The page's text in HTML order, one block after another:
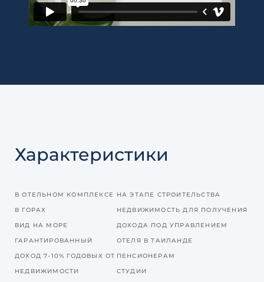
Характеристики
В ОТЕЛЬНОМ КОМПЛЕКСЕ
В ГОРАХ
ВИД НА МОРЕ
ГАРАНТИРОВАННЫЙ
ДОХОД 7-10% ГОДОВЫХ ОТ
НЕДВИЖИМОСТИ
НА ЭТАПЕ СТРОИТЕЛЬСТВА
НЕДВИЖИМОСТЬ ДЛЯ ПОЛУЧЕНИЯ
ДОХОДА ПОД УПРАВЛЕНИЕМ
ОТЕЛЯ В ТАИЛАНДЕ
ПЕНСИОНЕРАМ
СТУДИИ